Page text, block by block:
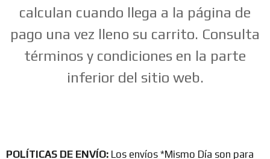
calculan cuando llega a la página de
pago una vez lleno su carrito. Consulta
términos y condiciones en la parte
inferior del sitio web.
POLÍTICAS DE ENVÍO: Los envíos *Mismo Día son para